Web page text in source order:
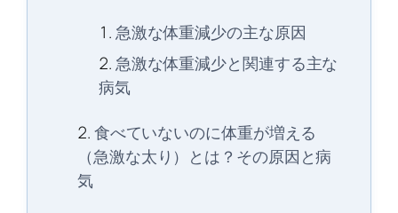
急激な体重減少の主な原因
急激な体重減少と関連する主な
病気
食べていないのに体重が増える
（急激な太り）とは？その原因と病
気